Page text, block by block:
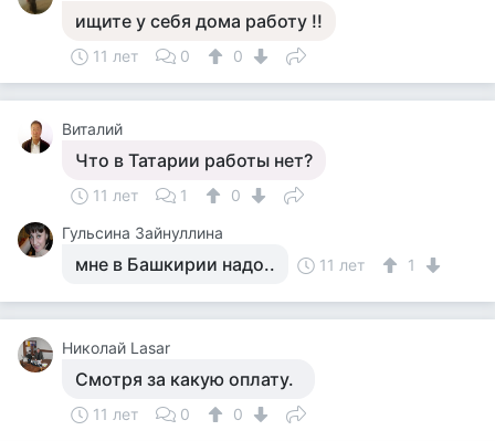
ищите у себя дома работу !!
11 лет 0 0
Виталий
Что в Татарии работы нет?
11 лет 1
0
Гульсина Зайнуллина
мне в Башкирии надо.. 11 лет 1
Николай Lasar
Смотря за какую оплату.
11 лет 0 0